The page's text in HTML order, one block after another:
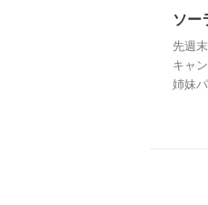
ソー
先週
キャ
姉妹